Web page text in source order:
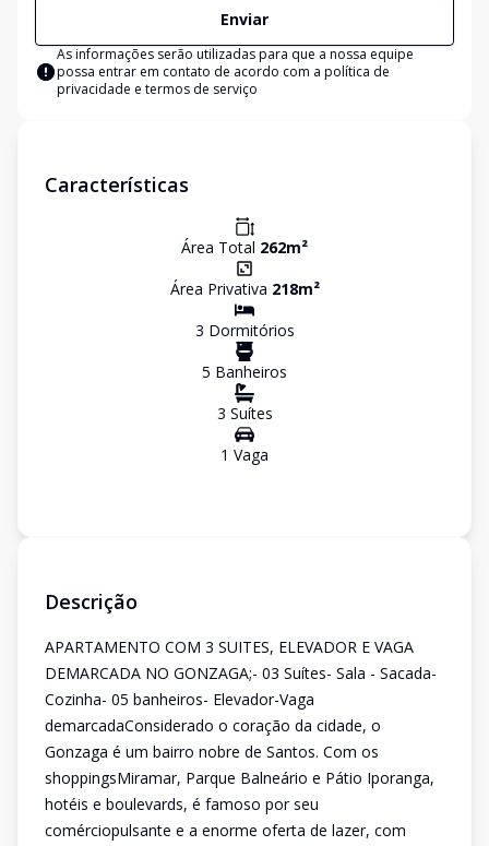
Enviar
As informações serão utilizadas para que a nossa equipe
possa entrar em contato de acordo com a política de
privacidade e termos de serviço
Características
Área Total 262m²
Área Privativa 218m²
3 Dormitórios
5 Banheiros
3 Suítes
1 Vaga
Descrição
APARTAMENTO COM 3 SUITES, ELEVADOR E VAGA
DEMARCADA NO GONZAGA;- 03 Suítes- Sala - Sacada-
Cozinha- 05 banheiros- Elevador-Vaga
demarcadaConsiderado o coração da cidade, o
Gonzaga é um bairro nobre de Santos. Com os
shoppingsMiramar, Parque Balneário e Pátio Iporanga,
hotéis e boulevards, é famoso por seu
comérciopulsante e a enorme oferta de lazer, com